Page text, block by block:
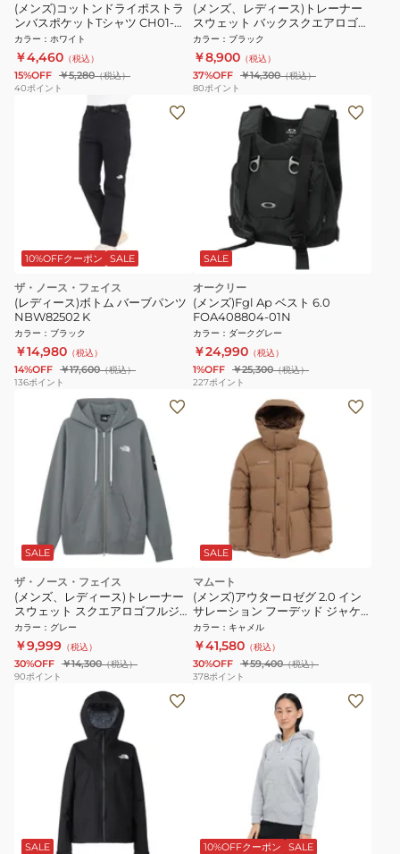
(メンズ)コットンドライポストラ
ンバスポケットTシャツ CH01-
2758-W001
カラー ： ホワイト
￥4,460 （税込）
15%OFF ￥5,280（税込）
40ポイント
(メンズ、レディース)トレーナー
スウェット バックスクエアロゴフ
ーディ NT62533 K
カラー ： ブラック
￥8,900 （税込）
37%OFF ￥14,300（税込）
80ポイント
10%OFFクーポン SALE
ザ・ノース・フェイス
(レディース)ボトム バーブパンツ
NBW82502 K
カラー ： ブラック
￥14,980 （税込）
14%OFF ￥17,600（税込）
136ポイント
SALE
オークリー
(メンズ)Fgl Ap ベスト 6.0
FOA408804-01N
カラー ： ダークグレー
￥24,990 （税込）
1%OFF ￥25,300（税込）
227ポイント
SALE
ザ・ノース・フェイス
(メンズ、レディース)トレーナー
スウェット スクエアロゴフルジッ
プ NT12335 SP
カラー ： グレー
￥9,999 （税込）
30%OFF ￥14,300（税込）
90ポイント
SALE
マムート
(メンズ)アウターロゼグ 2.0 イン
サレーション フーデッド ジャケ
ット アジアンフィット 1013-
02982-7494
カラー ： キャメル
￥41,580 （税込）
30%OFF ￥59,400（税込）
378ポイント
SALE 10%OFFクーポン SALE